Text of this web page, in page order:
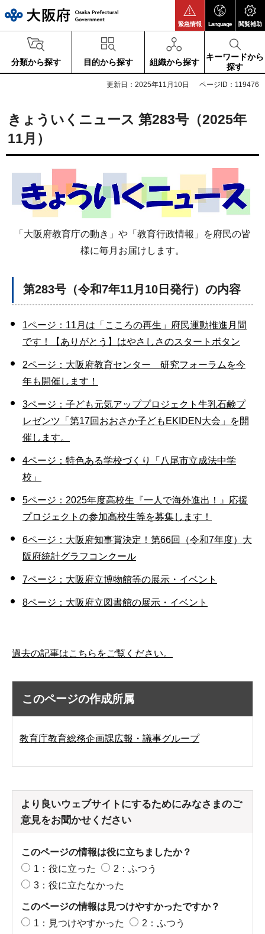
緊急情報 Language 閲覧補助
分類から探す 目的から探す 組織から探す
キーワードから
探す
更新日：2025年11月10日 ページID：119476
きょういくニュース 第283号（2025年
11月）
「大阪府教育庁の動き」や「教育行政情報」を府民の皆
様に毎月お届けします。
第283号（令和7年11月10日発行）の内容
1ページ：11月は「こころの再生」府民運動推進月間
です！【ありがとう】はやさしさのスタートボタン
2ページ：大阪府教育センター 研究フォーラムを今
年も開催します！
3ページ：子ども元気アッププロジェクト牛乳石鹸プ
レゼンツ「第17回おおさか子どもEKIDEN大会」を開
催します。
4ページ：特色ある学校づくり「八尾市立成法中学
校」
5ページ：2025年度高校生『一人で海外進出！』応援
プロジェクトの参加高校生等を募集します！
6ページ：大阪府知事賞決定！第66回（令和7年度）大
阪府統計グラフコンクール
7ページ：大阪府立博物館等の展示・イベント
8ページ：大阪府立図書館の展示・イベント
過去の記事はこちらをご覧ください。
このページの作成所属
教育庁教育総務企画課広報・議事グループ
より良いウェブサイトにするためにみなさまのご
意見をお聞かせください
このページの情報は役に立ちましたか？
1：役に立った
2：ふつう
3：役に立たなかった
このページの情報は見つけやすかったですか？
1：見つけやすかった
2：ふつう